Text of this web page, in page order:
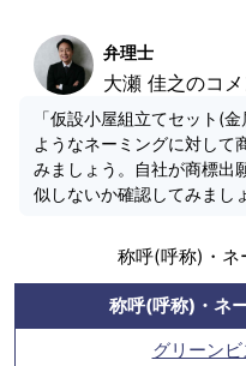
弁理士
大瀬 佳之のコメ
「仮設小屋組立てセット(
ようなネーミングに対して
みましょう。自社が商標出
似しないか確認してみまし
称呼(呼称)・ネ
称呼(呼称)・ネ
グリーンビ